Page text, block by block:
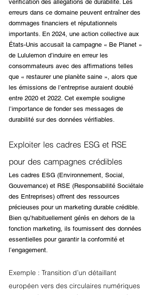
vérification des allégations de durabilité. Les
erreurs dans ce domaine peuvent entraîner des
dommages financiers et réputationnels
importants. En 2024, une action collective aux
États-Unis accusait la campagne « Be Planet »
de Lululemon d’induire en erreur les
consommateurs avec des affirmations telles
que « restaurer une planète saine », alors que
les émissions de l’entreprise auraient doublé
entre 2020 et 2022. Cet exemple souligne
l’importance de fonder ses messages de
durabilité sur des données vérifiables.
Exploiter les cadres ESG et RSE
pour des campagnes crédibles
Les cadres ESG (Environnement, Social,
Gouvernance) et RSE (Responsabilité Sociétale
des Entreprises) offrent des ressources
précieuses pour un marketing durable crédible.
Bien qu’habituellement gérés en dehors de la
fonction marketing, ils fournissent des données
essentielles pour garantir la conformité et
l’engagement.
Exemple : Transition d’un détaillant
européen vers des circulaires numériques